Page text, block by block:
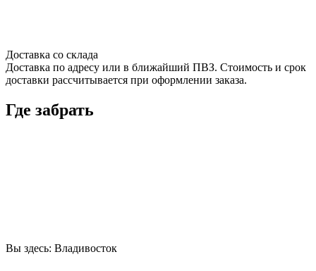
Доставка со склада
Доставка по адресу или в ближайший ПВЗ. Стоимость и срок
доставки рассчитывается при оформлении заказа.
Где забрать
Вы здесь: Владивосток